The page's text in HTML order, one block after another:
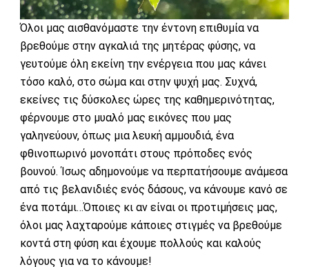
Όλοι μας αισθανόμαστε την έντονη επιθυμία να
βρεθούμε στην αγκαλιά της μητέρας φύσης, να
γευτούμε όλη εκείνη την ενέργεια που μας κάνει
τόσο καλό, στο σώμα και στην ψυχή μας. Συχνά,
εκείνες τις δύσκολες ώρες της καθημερινότητας,
φέρνουμε στο μυαλό μας εικόνες που μας
γαληνεύουν, όπως μια λευκή αμμουδιά, ένα
φθινοπωρινό μονοπάτι στους πρόποδες ενός
βουνού. Ίσως αδημονούμε να περπατήσουμε ανάμεσα
από τις βελανιδιές ενός δάσους, να κάνουμε κανό σε
ένα ποτάμι…Όποιες κι αν είναι οι προτιμήσεις μας,
όλοι μας λαχταρούμε κάποιες στιγμές να βρεθούμε
κοντά στη φύση και έχουμε πολλούς και καλούς
λόγους για να το κάνουμε!